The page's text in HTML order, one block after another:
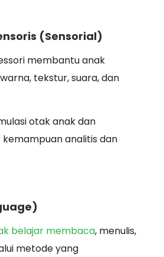
(Sensorial)
membantu anak
tekstur, suara, dan
otak anak dan
analitis dan
belajar membaca, menulis,
metode yang